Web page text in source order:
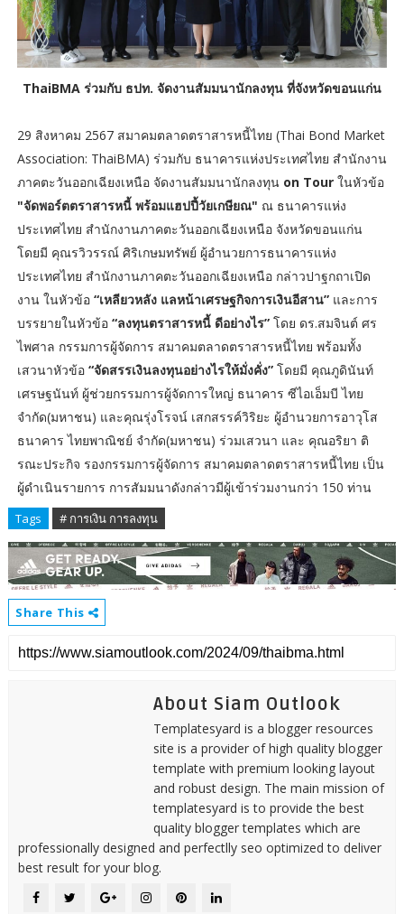
ThaiBMA ร่วมกับ ธปท. จัดงานสัมมนานักลงทุน ที่จังหวัดขอนแก่น
29 สิงหาคม 2567 สมาคมตลาดตราสารหนี้ไทย (Thai Bond Market
Association: ThaiBMA) ร่วมกับ ธนาคารแห่งประเทศไทย สำนักงาน
ภาคตะวันออกเฉียงเหนือ จัดงานสัมมนานักลงทุน on Tourในหัวข้อ
"จัดพอร์ตตราสารหนี้ พร้อมแฮปปี้วัยเกษียณ" ณ ธนาคารแห่ง
ประเทศไทย สำนักงานภาคตะวันออกเฉียงเหนือ จังหวัดขอนแก่น
โดยมี คุณรวิวรรณ์ ศิริเกษมทรัพย์ ผู้อำนวยการธนาคารแห่ง
ประเทศไทย สำนักงานภาคตะวันออกเฉียงเหนือ กล่าวปาฐกถาเปิด
งาน ในหัวข้อ“เหลียวหลัง แลหน้าเศรษฐกิจการเงินอีสาน”และการ
บรรยายในหัวข้อ“ลงทุนตราสารหนี้ ดีอย่างไร” โดย ดร.สมจินต์ ศร
ไพศาล กรรมการผู้จัดการ สมาคมตลาดตราสารหนี้ไทย พร้อมทั้ง
เสวนาหัวข้อ“จัดสรรเงินลงทุนอย่างไรให้มั่งคั่ง” โดยมี คุณภูดินันท์
เศรษฐนันท์ ผู้ช่วยกรรมการผู้จัดการใหญ่ ธนาคาร ซีไอเอ็มบี ไทย
จำกัด(มหาชน) และคุณรุ่งโรจน์ เสกสรรค์วิริยะ ผู้อำนวยการอาวุโส
ธนาคาร ไทยพาณิชย์ จำกัด(มหาชน) ร่วมเสวนา และ คุณอริยา ติ
รณะประกิจ รองกรรมการผู้จัดการ สมาคมตลาดตราสารหนี้ไทย เป็น
ผู้ดำเนินรายการ การสัมมนาดังกล่าวมีผู้เข้าร่วมงานกว่า 150 ท่าน
Tags # การเงิน การลงทุน
Share This
About Siam Outlook
Templatesyard is a blogger resources
site is a provider of high quality blogger
template with premium looking layout
and robust design. The main mission of
templatesyard is to provide the best
quality blogger templates which are
professionally designed and perfectlly seo optimized to deliver
best result for your blog.